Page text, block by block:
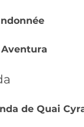
de Quai